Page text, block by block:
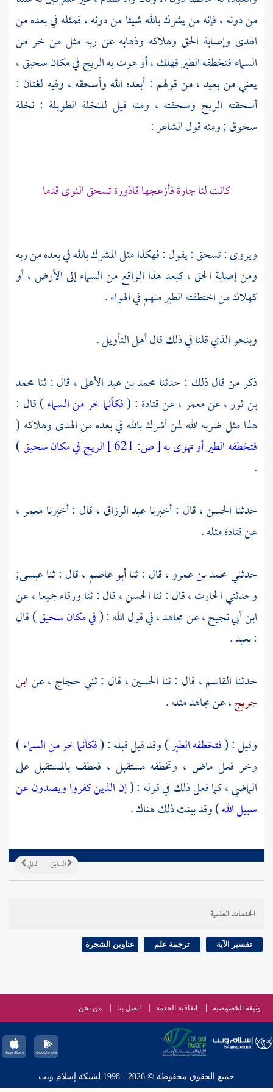
من دونه ، فإنه من يشرك بالله شيئا من دونه ، فمثله في بعده من
الهدى وإصابة الحق وهلاكه وذهابه عن ربه مثل من خر من
السماء فتخطفه الطير فهلك ، أو هوت به الريح في مكان سحيق ،
يعني من بعيد ، من قولهم : أبعده الله وأسحقه ، وفيه لغتان :
أسحقته الريح وسحقته ، ومنه قيل للنخلة الطويلة : نخلة
سحوق ; ومنه قول الشاعر :
كانت لنا جارة فأزعجها قاذورة تسحق النوى قدما
ويروى : تسحق : يقول : فهكذا مثل المشرك بالله في بعده من ربه
ومن إصابة الحق ، كبعد هذا الواقع من السماء إلى الأرض ، أو
كهلاك من اختطفته الطير منهم في الهواء .
وبنحو الذي قلنا في ذلك قال أهل التأويل .
ذكر من قال ذلك : حدثنا محمد بن عبد الأعلى، قال : ثنا محمد
بن ثور، عنمعمر، عنقتادة : (فكأنما خر من السماء) قال :
هذا مثل ضربه الله لمن أشرك بالله في بعده من الهدى وهلاكه (
فتخطفه الطير أو تهوى به[ص: الريح في مكان سحيق)
.
حدثنا الحسن، قال : أخبرناعبد الرزاق ، قال : أخبرنامعمر،
عنقتادةمثله .
حدثنيمحمد بن عمرو، قال : ثناأبو عاصم ، قال : ثناعيسى;
وحدثنيالحارث، قال : ثناالحسن، قال : ثناورقاءجميعا ، عن
ابن أبي نجيح، عنمجاهد، في قول الله : (في مكان سحيق) قال
: بعيد .
حدثنا القاسم، قال : ثنا الحسين، قال : ثنيحجاج ، عنابن
جريج، عنمجاهدمثله .
وقيل : (فتخطفه الطير) وقد قيل قبله : (فكأنما خر من السماء)
وخر فعل ماض ، وتخطفه مستقبل ، فعطف بالمستقبل على
الماضي ، كما فعل ذلك في قوله : (إن الذين كفروا ويصدون عن
سبيل الله) وقد بينت ذلك هناك .
التالي السابق
الخدمات العلمية
تفسير الآية ترجمة علم عناوين الشجرة
وثيقة الخصوصية اتفاقية الخدمة اتصل بنا من نحن
جميع الحقوق محفوظة © 2026 - 1998 لشبكة إسلام ويب